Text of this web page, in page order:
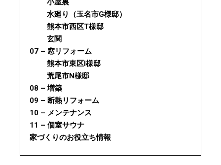
小屋裏
水廻り（玉名市G様邸）
熊本市西区T様邸
玄関
07 – 窓リフォーム
熊本市東区I様邸
荒尾市N様邸
08 – 増築
09 – 断熱リフォーム
10 – メンテナンス
11 – 個室サウナ
家づくりのお役立ち情報